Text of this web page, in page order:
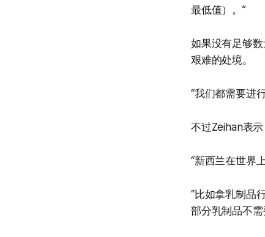
最低值）。”
如果没有足够
艰难的处境。
“我们都需要进
不过Zeihan表
“新西兰在世界
“比如拿乳制品
部分乳制品不